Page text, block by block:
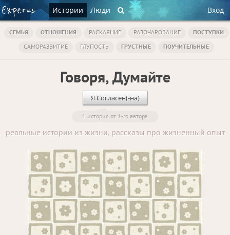
Истории Люди Вход
СЕМЬЯ ОТНОШЕНИЯ РАСКАЯНИЕ РАЗОЧАРОВАНИЕ
ПОСТУПКИ
САМОРАЗВИТИЕ
ГЛУПОСТЬ ГРУСТНЫЕ ПОУЧИТЕЛЬНЫЕ
Говоря, Думайте
Я Согласен(-на)
1 история от 1-го автора
реальные истории из жизни, рассказы про жизненный опыт